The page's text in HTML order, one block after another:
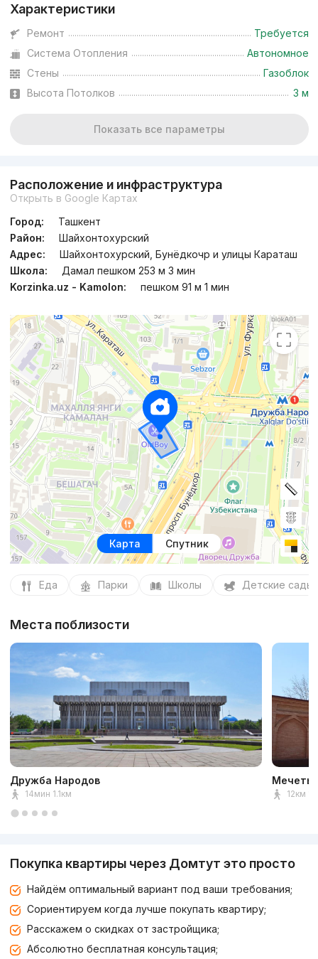
Характеристики
Ремонт
Требуется
Система Отопления
Автономное
Стены
Газоблок
Высота Потолков
3 м
Показать все параметры
Расположение и инфраструктура
Открыть в Google Картах
Город:
Ташкент
Район:
Шайхонтохурский
Адрес:
Шайхонтохурский, Бунёдкочр и улицы Караташ
Школа:
Дамал пешком 253 м 3 мин
Korzinka.uz - Kamolon:
пешком 91 м 1 мин
Карта Спутник
Еда Парки Школы Детские сады
Места поблизости
Дружба Народов
14мин 1.1км
Мечеть
12км
Покупка квартиры через Домтут это просто
Найдём оптимальный вариант под ваши требования;
Сориентируем когда лучше покупать квартиру;
Расскажем о скидках от застройщика;
Абсолютно бесплатная консультация;